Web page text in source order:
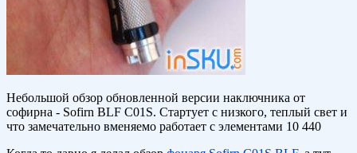
Небольшой обзор обновленной версии наключника от
софирна - Sofirn BLF C01S. Стартует с низкого, теплый свет и
что замечательно вменяемо работает с элементами 10 440